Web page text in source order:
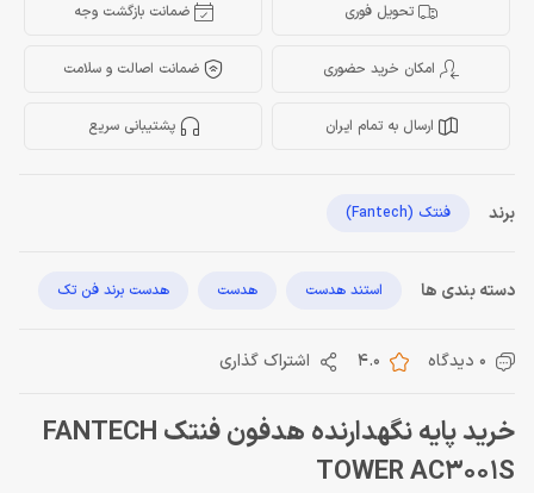
تحویل فوری ضمانت بازگشت وجه
امکان خرید حضوری ضمانت اصالت و سلامت
ارسال به تمام ایران پشتیبانی سریع
برند فنتک (Fantech)
دسته بندی ها استند هدست هدست هدست برند فن تک
0 دیدگاه 4.0 اشتراک گذاری
خرید پایه نگهدارنده هدفون فنتک FANTECH
TOWER AC3001S